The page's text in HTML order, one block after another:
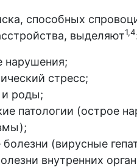
способных
выделяют1,4
нарушения;
стресс;
и роды;
патологии (острое
(вирусные
внутренних